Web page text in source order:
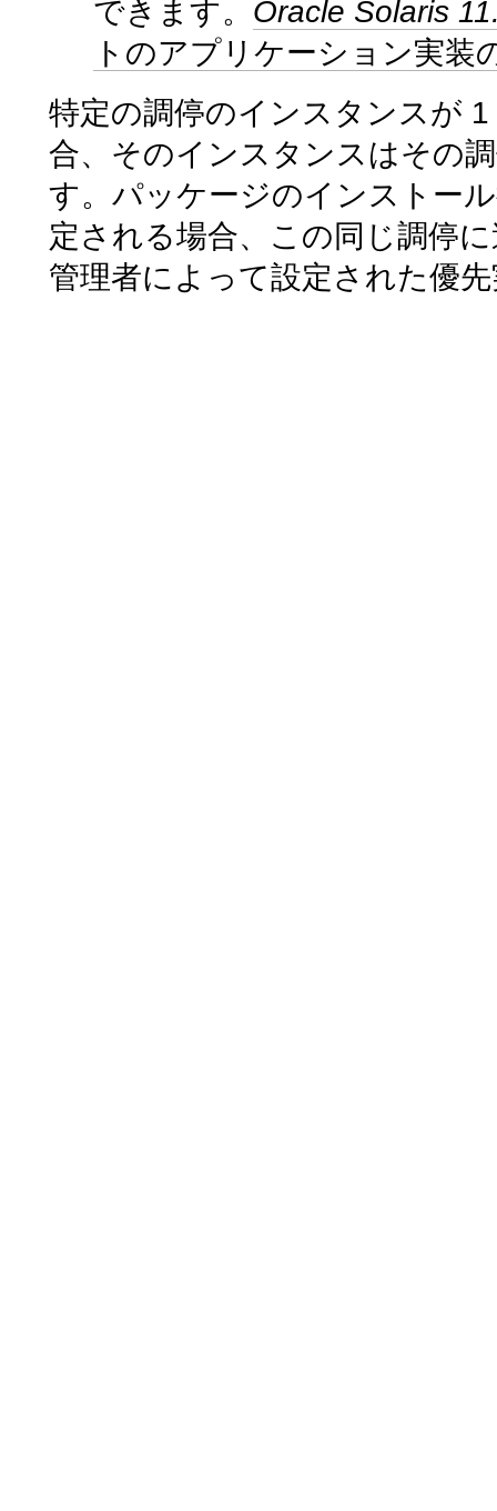
できます。 Oracle Solaris
トのアプリケーション実装
特定の調停のインスタンスが
合、そのインスタンスはその
す。パッケージのインストー
定される場合、この同じ調停
管理者によって設定された優